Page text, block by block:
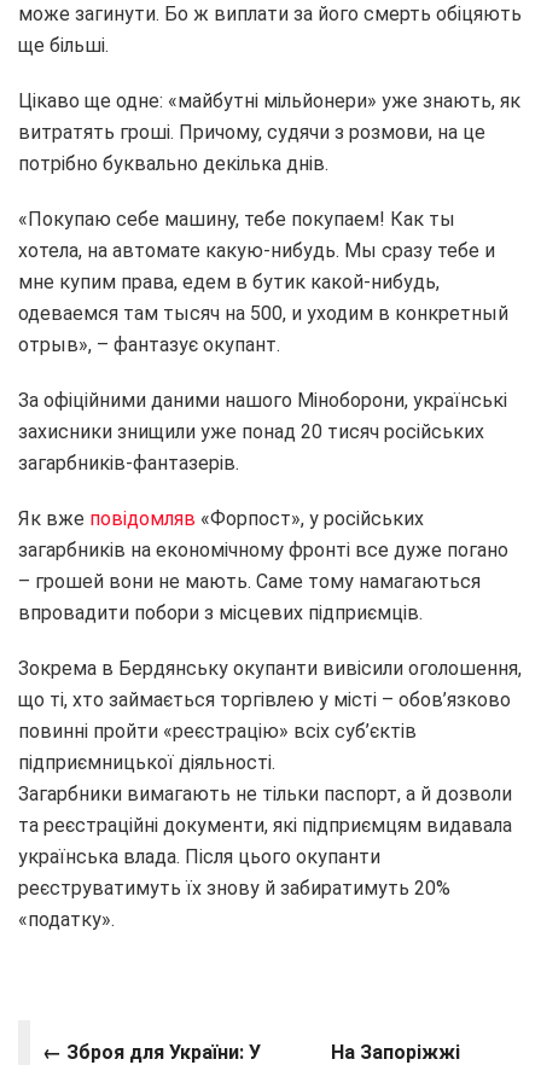
може загинути. Бо ж виплати за його смерть обіцяють
ще більші.
Цікаво ще одне: «майбутні мільйонери» уже знають, як
витратять гроші. Причому, судячи з розмови, на це
потрібно буквально декілька днів.
«Покупаю себе машину, тебе покупаем! Как ты
хотела, на автомате какую-нибудь. Мы сразу тебе и
мне купим права, едем в бутик какой-нибудь,
одеваемся там тысяч на 500, и уходим в конкретный
отрыв», – фантазує окупант.
За офіційними даними нашого Міноборони, українські
захисники знищили уже понад 20 тисяч російських
загарбників-фантазерів.
Як вже повідомляв «Форпост», у російських
загарбників на економічному фронті все дуже погано
– грошей вони не мають. Саме тому намагаються
впровадити побори з місцевих підприємців.
Зокрема в Бердянську окупанти вивісили оголошення,
що ті, хто займається торгівлею у місті – обов’язково
повинні пройти «реєстрацію» всіх суб’єктів
підприємницької діяльності.
Загарбники вимагають не тільки паспорт, а й дозволи
та реєстраційні документи, які підприємцям видавала
українська влада. Після цього окупанти
реєструватимуть їх знову й забиратимуть 20%
«податку».
← Зброя для України: У
На Запоріжжі